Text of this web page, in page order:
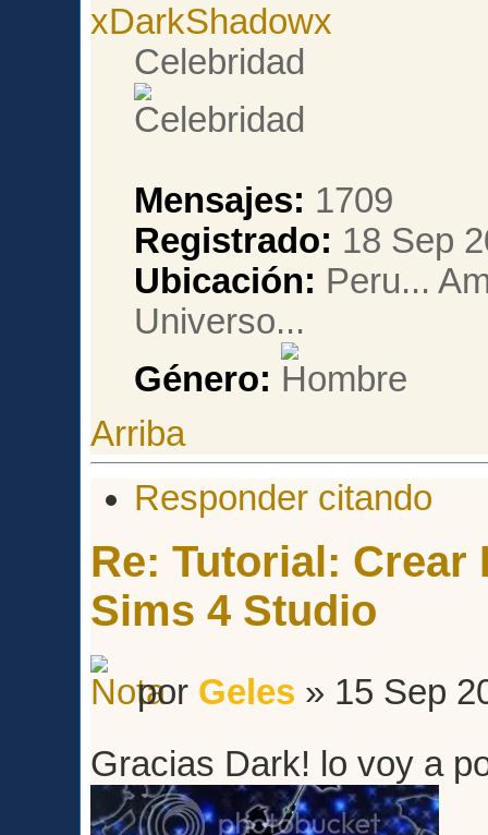
xDarkShadowx
Celebridad
Mensajes: 1709
Registrado: 18 Sep
Ubicación: Peru...
Universo...
Género:
Arriba
Responder citando
Re: Tutorial: Crear
Sims 4 Studio
por Geles » 15 Sep
Gracias Dark! lo voy a